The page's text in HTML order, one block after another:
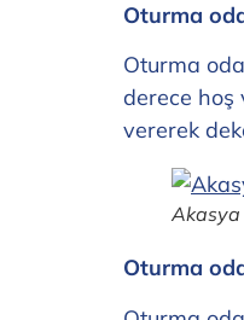
Oturma
Oturma
derece hoş
vererek
Akasya
Oturma